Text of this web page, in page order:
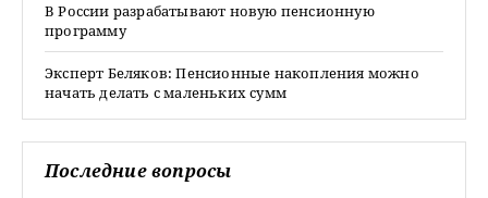
В России разрабатывают новую пенсионную
программу
Эксперт Беляков: Пенсионные накопления можно
начать делать с маленьких сумм
Последние вопросы